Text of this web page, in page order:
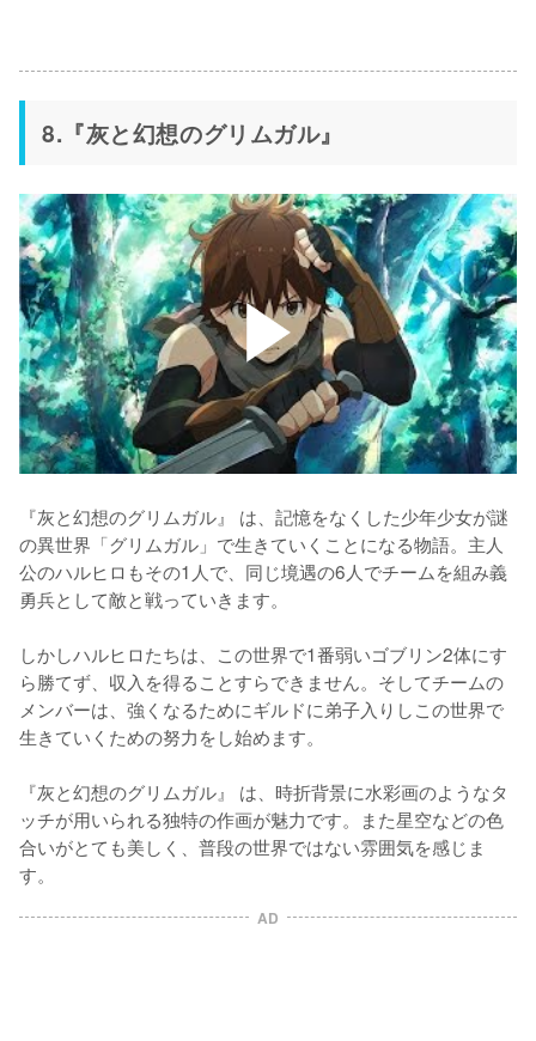
8.『灰と幻想のグリムガル』
『灰と幻想のグリムガル』 は、記憶をなくした少年少女が謎
の異世界「グリムガル」で生きていくことになる物語。主人
公のハルヒロもその1人で、同じ境遇の6人でチームを組み義
勇兵として敵と戦っていきます。
しかしハルヒロたちは、この世界で1番弱いゴブリン2体にす
ら勝てず、収入を得ることすらできません。そしてチームの
メンバーは、強くなるためにギルドに弟子入りしこの世界で
生きていくための努力をし始めます。
『灰と幻想のグリムガル』 は、時折背景に水彩画のようなタ
ッチが用いられる独特の作画が魅力です。また星空などの色
合いがとても美しく、普段の世界ではない雰囲気を感じま
す。
AD